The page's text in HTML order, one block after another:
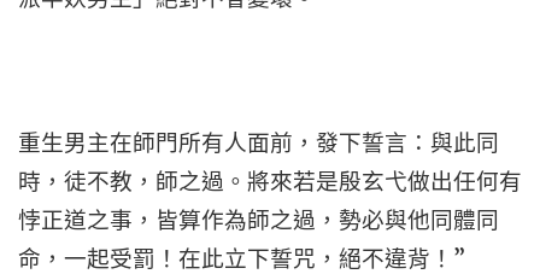
重生男主在師門所有人面前，發下誓言：與此同
時，徒不教，師之過。將來若是殷玄弋做出任何有
悖正道之事，皆算作為師之過，勢必與他同體同
命，一起受罰！在此立下誓咒，絕不違背！”